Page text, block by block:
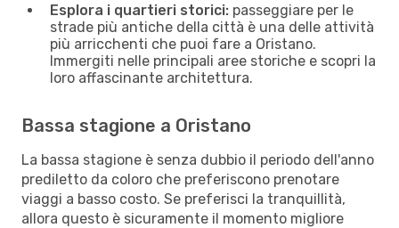
Esplora i quartieri storici: passeggiare per le
strade più antiche della città è una delle attività
più arricchenti che puoi fare a Oristano.
Immergiti nelle principali aree storiche e scopri la
loro affascinante architettura.
Bassa stagione a Oristano
La bassa stagione è senza dubbio il periodo dell'anno
prediletto da coloro che preferiscono prenotare
viaggi a basso costo. Se preferisci la tranquillità,
allora questo è sicuramente il momento migliore